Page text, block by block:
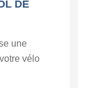
DE
une
vélo